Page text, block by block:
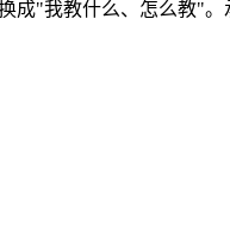
"我教什么、怎么教"